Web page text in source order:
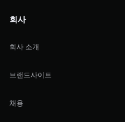
회사
회사 소개
브랜드사이트
채용